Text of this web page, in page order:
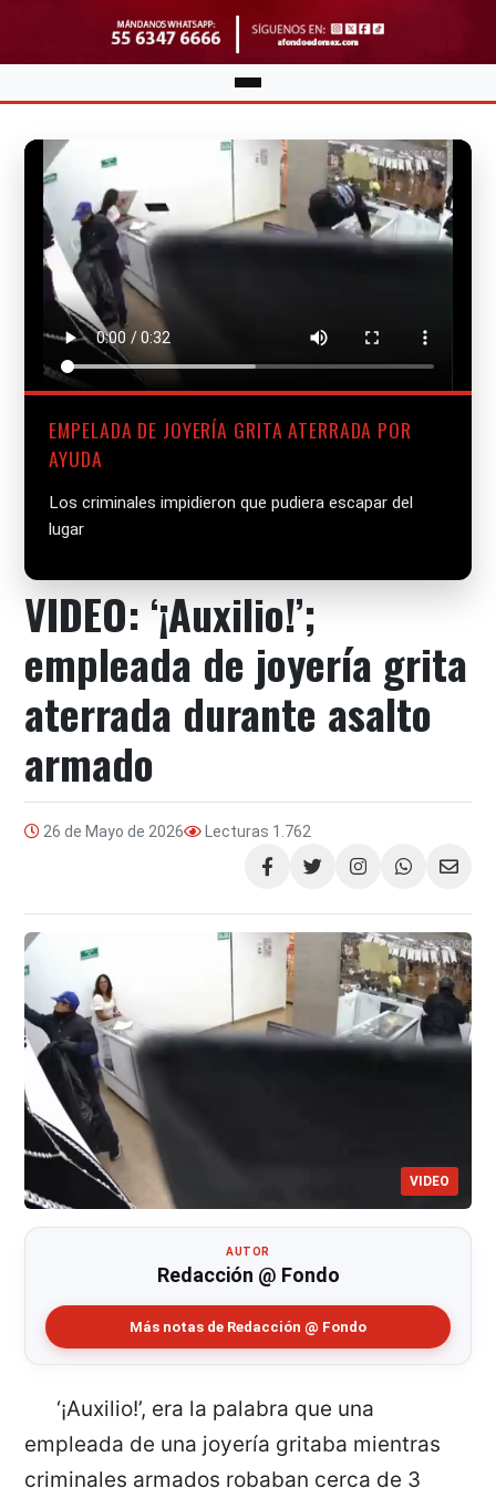
EMPELADA DE JOYERÍA GRITA ATERRADA POR
AYUDA
Los criminales impidieron que pudiera escapar del
lugar
VIDEO: ‘¡Auxilio!’;
empleada de joyería grita
aterrada durante asalto
armado
26 de Mayo de 2026 Lecturas 1.762
Compartir
VIDEO
AUTOR
Redacción @ Fondo
Más notas de Redacción @ Fondo
‘¡Auxilio!’, era la palabra que una
empleada de una joyería gritaba mientras
criminales armados robaban cerca de 3